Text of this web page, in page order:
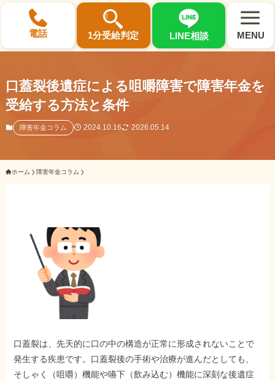
電話 1分受給判定 LINE相談 MENU
×
選ばれる3つの理由
初回相談料0円・受給後報酬型
サポート料金について
ご相談事例をみる
外出困難でもOK
非対面で申請できる
ホーム
口蓋裂後遺症による咀嚼障害で障害年金を
受給する方法と条件
障害年金コラム 2024.10.16 2026.05.14
ホーム 障害年金コラム
口蓋裂は、先天的に口の中の構造が正常に形成されないことで
発生する疾患です。口蓋裂後の手術や治療が進んだとしても、
そしゃく（咀嚼）機能や嚥下（飲み込む）機能に深刻な後遺症